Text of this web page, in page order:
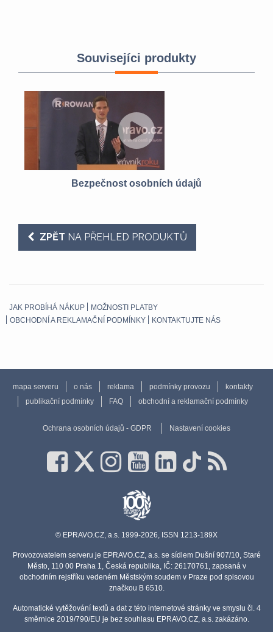
Souvisejíci produkty
Bezpečnost osobních údajů
ZPĚT NA PŘEHLED PRODUKTŮ
JAK PROBÍHÁ NÁKUP
MOŽNOSTI PLATBY
OBCHODNÍ A REKLAMAČNÍ PODMÍNKY
KONTAKTUJTE NÁS
mapa serveru o nás reklama podmínky provozu
kontakty
publikační podmínky
FAQ obchodní a reklamační podmínky
Ochrana osobních údajů - GDPR Nastavení cookies
© EPRAVO.CZ, a.s. 1999-2026, ISSN 1213-189X
Provozovatelem serveru je EPRAVO.CZ, a.s. se sídlem Dušní 907/10, Staré
Město, 110 00 Praha 1, Česká republika, IČ: 26170761, zapsaná v
obchodním rejstříku vedeném Městským soudem v Praze pod spisovou
značkou B 6510.
Automatické vytěžování textů a dat z této internetové stránky ve smyslu čl. 4
směrnice 2019/790/EU je bez souhlasu EPRAVO.CZ, a.s. zakázáno.